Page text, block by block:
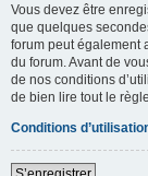
Vous devez être
que quelques
forum peut également
du forum. Avant de
de nos conditions
de bien lire tout le
Conditions